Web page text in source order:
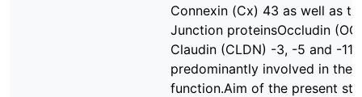
Connexin (Cx) 43 as well as
Junction proteinsOccludin
Claudin (CLDN) -3, -5 and -11
predominantly involved in
function.Aim of the present